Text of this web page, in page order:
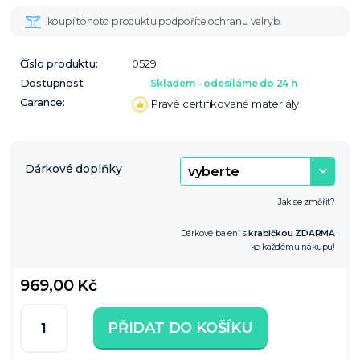
Číslo produktu:
0529
Dostupnost
Skladem - odesíláme do 24 h
Garance: Pravé certifikované materiály
Dárkové doplňky
Jak se změřit?
Dárkové balení s krabičkou ZDARMA
ke každému nákupu!
969,00 Kč
PŘIDAT DO KOŠÍKU